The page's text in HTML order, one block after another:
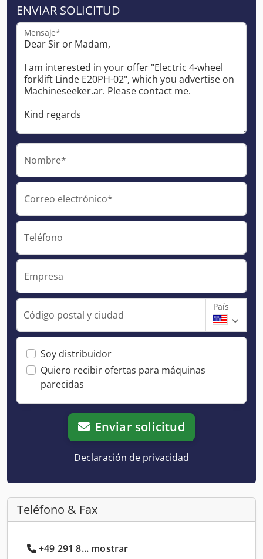
ENVIAR SOLICITUD
Mensaje*
Nombre*
Correo electrónico*
Teléfono
Empresa
Código postal y ciudad
País
Soy distribuidor
Quiero recibir ofertas para máquinas
parecidas
Enviar solicitud
Declaración de privacidad
Teléfono & Fax
+49 291 8... mostrar